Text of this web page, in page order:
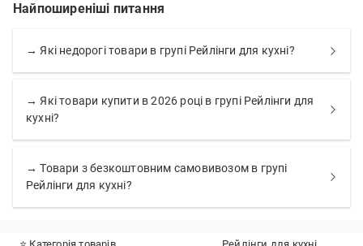
Найпоширеніші питання
→ Які недорогі товари в групі Рейлінги для кухні?
→ Які товари купити в 2026 році в групі Рейлінги для
кухні?
→ Товари з безкоштовним самовивозом в групі
Рейлінги для кухні?